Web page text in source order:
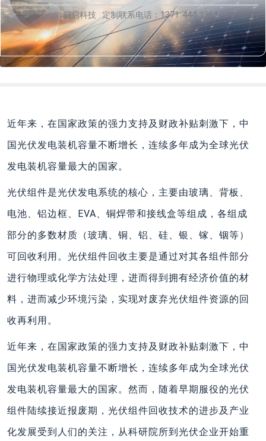
幻启科技 定制联系电话：1371 444 1361 （李经理）
近年来，在国家政策的强力支持及财政补贴刺激下，中
国光伏发电装机容量不断增长，连续多年成为全球光伏
发电装机容量最大的国家。
光伏组件是光伏发电系统的核心，主要由玻璃、背板、
电池、铝边框、EVA、铜焊带和接线盒等组成，各组成
部分的多数材质（玻璃、铜、铝、硅、银、镓、铟等）
可回收利用。光伏组件回收主要是通过对其各组件部分
进行物理或化学方法处理，进而得到拥有经济价值的材
料，进而减少环境污染，实现对废弃光伏组件资源的回
收再利用。
近年来，在国家政策的强力支持及财政补贴刺激下，中
国光伏发电装机容量不断增长，连续多年成为全球光伏
发电装机容量最大的国家。然而，随着早期服役的光伏
组件陆续接近报废期，光伏组件回收技术的进步及产业
化发展受到人们的关注，从科研院所到光伏企业开始重